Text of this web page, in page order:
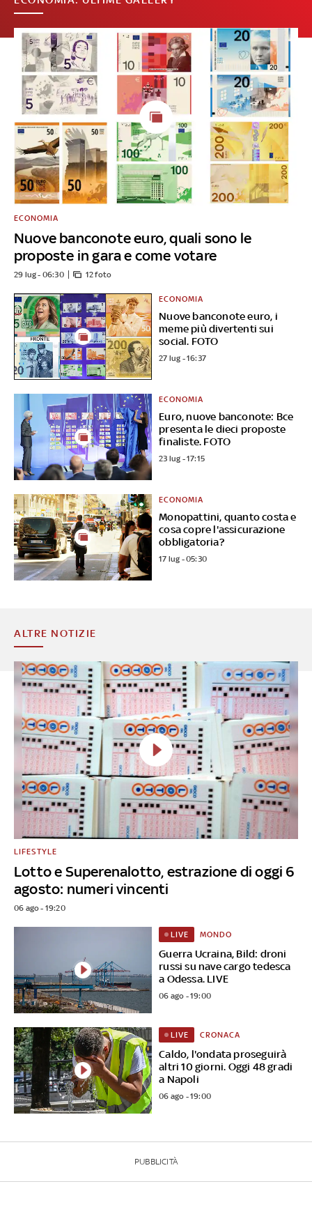
Nuove banconote euro, quali sono le
proposte in gara e come votare
ECONOMIA
29 lug - 06:30 12 foto
Nuove banconote euro, i
meme più divertenti sui
social. FOTO
ECONOMIA
27 lug - 16:37
Euro, nuove banconote: Bce
presenta le dieci proposte
finaliste. FOTO
ECONOMIA
23 lug - 17:15
Monopattini, quanto costa e
cosa copre l'assicurazione
obbligatoria?
ECONOMIA
17 lug - 05:30
ALTRE NOTIZIE
Lotto e Superenalotto, estrazione di oggi 6
agosto: numeri vincenti
LIFESTYLE
06 ago - 19:20
Guerra Ucraina, Bild: droni
russi su nave cargo tedesca
a Odessa. LIVE
LIVE MONDO
06 ago - 19:00
Caldo, l'ondata proseguirà
altri 10 giorni. Oggi 48 gradi
a Napoli
LIVE CRONACA
06 ago - 19:00
PUBBLICITÀ